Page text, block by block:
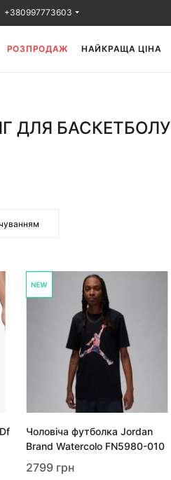
РОЗПРОДАЖ НАЙКРАЩА ЦІНА
+380997773603
ДЛЯ БАСКЕТБОЛУ
Чоловіча футболка Jordan
Brand Watercolo FN5980-010
2799 грн